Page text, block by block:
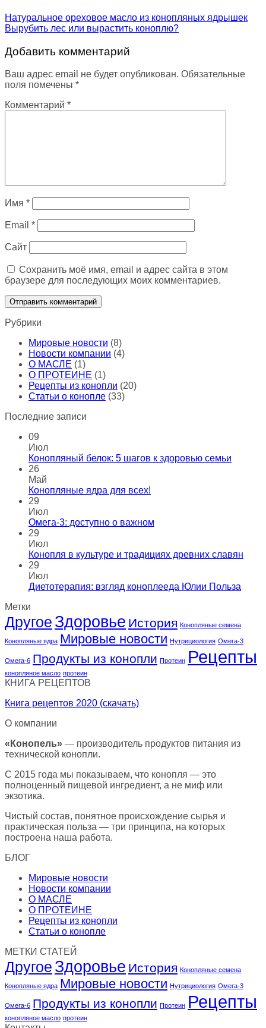
Натуральное ореховое масло из конопляных ядрышек
Вырубить лес или вырастить коноплю?
Добавить комментарий
Ваш адрес email не будет опубликован. Обязательные
поля помечены *
Комментарий *
Имя *
Email *
Сайт
Сохранить моё имя, email и адрес сайта в этом
браузере для последующих моих комментариев.
Рубрики
Мировые новости (8)
Новости компании (4)
О МАСЛЕ (1)
О ПРОТЕИНЕ (1)
Рецепты из конопли (20)
Статьи о конопле (33)
Последние записи
09
Июл
Конопляный белок: 5 шагов к здоровью семьи
26
Май
Конопляные ядра для всех!
29
Июл
Омега-3: доступно о важном
29
Июл
Конопля в культуре и традициях древних славян
29
Июл
Диетотерапия: взгляд коноплееда Юлии Польза
Метки
Другое Здоровье История Конопляные семена
Конопляные ядра Мировые новости Нутрициология Омега-3
Омега-6 Продукты из конопли Протеин Рецепты
конопляное масло протеин
КНИГА РЕЦЕПТОВ
Книга рецептов 2020 (скачать)
О компании
«Конопель» — производитель продуктов питания из
технической конопли.
С 2015 года мы показываем, что конопля — это
полноценный пищевой ингредиент, а не миф или
экзотика.
Чистый состав, понятное происхождение сырья и
практическая польза — три принципа, на которых
построена наша работа.
БЛОГ
Мировые новости
Новости компании
О МАСЛЕ
О ПРОТЕИНЕ
Рецепты из конопли
Статьи о конопле
МЕТКИ СТАТЕЙ
Другое Здоровье История Конопляные семена
Конопляные ядра Мировые новости Нутрициология Омега-3
Омега-6 Продукты из конопли Протеин Рецепты
конопляное масло протеин